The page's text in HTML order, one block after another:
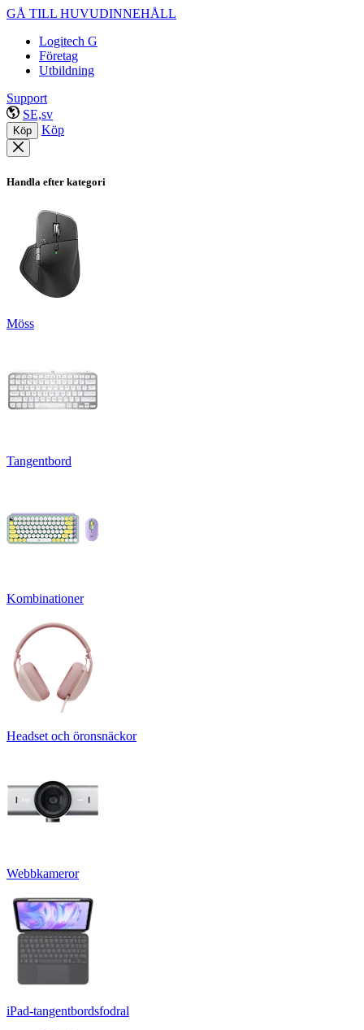
GÅ TILL HUVUDINNEHÅLL
Logitech G
Företag
Utbildning
Support
SE,sv
Köp Köp
Handla efter kategori
Möss
Tangentbord
Kombinationer
Headset och öronsnäckor
Webbkameror
iPad-tangentbordsfodral